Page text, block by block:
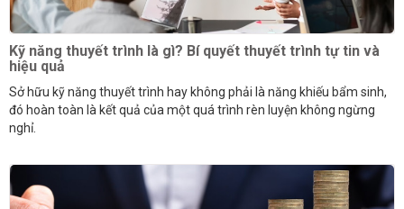
Kỹ năng thuyết trình là gì? Bí quyết thuyết trình tự tin và
hiệu quả
Sở hữu kỹ năng thuyết trình hay không phải là năng khiếu bẩm sinh,
đó hoàn toàn là kết quả của một quá trình rèn luyện không ngừng
nghỉ.